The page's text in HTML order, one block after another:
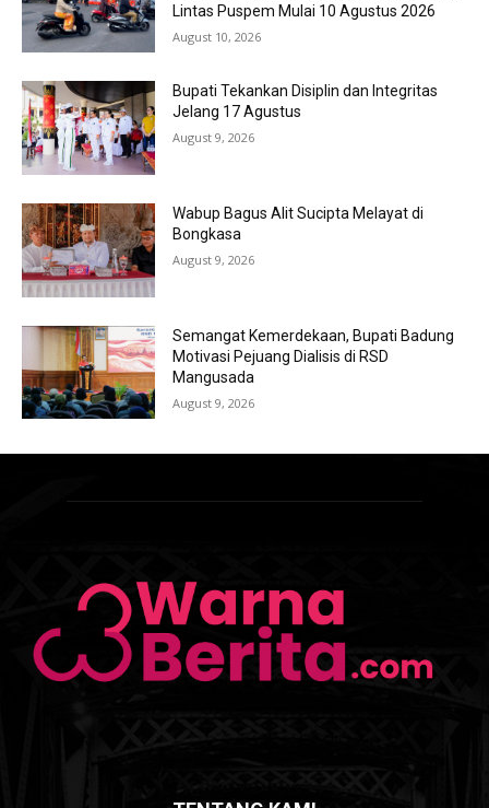
Lintas Puspem Mulai 10 Agustus 2026
August 10, 2026
Bupati Tekankan Disiplin dan Integritas
Jelang 17 Agustus
August 9, 2026
Wabup Bagus Alit Sucipta Melayat di
Bongkasa
August 9, 2026
Semangat Kemerdekaan, Bupati Badung
Motivasi Pejuang Dialisis di RSD
Mangusada
August 9, 2026